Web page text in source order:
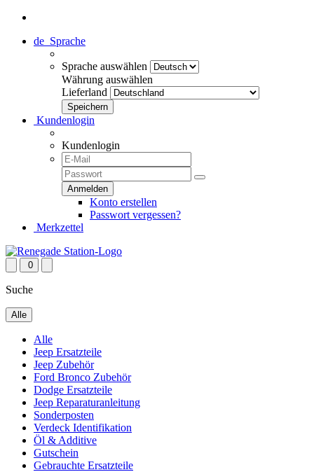
de Sprache
Sprache auswählen
Währung auswählen
Lieferland
Kundenlogin
Kundenlogin
Konto erstellen
Passwort vergessen?
Merkzettel
0
Suche
Alle
Alle
Jeep Ersatzteile
Jeep Zubehör
Ford Bronco Zubehör
Dodge Ersatzteile
Jeep Reparaturanleitung
Sonderposten
Verdeck Identifikation
Öl & Additive
Gutschein
Gebrauchte Ersatzteile